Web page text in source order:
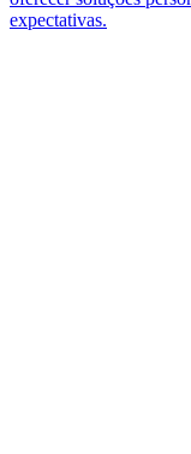
expectativas.